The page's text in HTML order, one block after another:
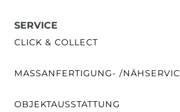
SERVICE
CLICK & COLLECT
MASSANFERTIGUNG- /
OBJEKTAUSSTATTUNG